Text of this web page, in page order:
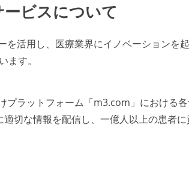
ビスについて
を活用し、医療業界にイノベーションを
ます。
プラットフォーム「m3.com」における
切な情報を配信し、一億人以上の患者